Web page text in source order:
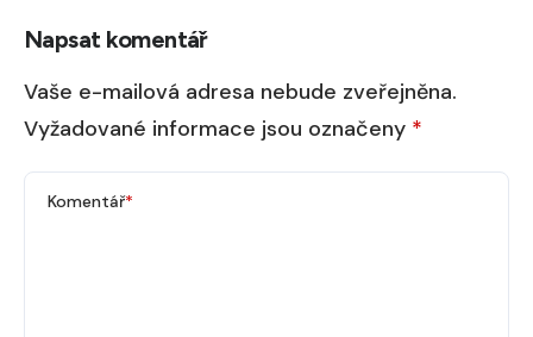
Napsat komentář
Vaše e-mailová adresa nebude zveřejněna.
Vyžadované informace jsou označeny *
Komentář*